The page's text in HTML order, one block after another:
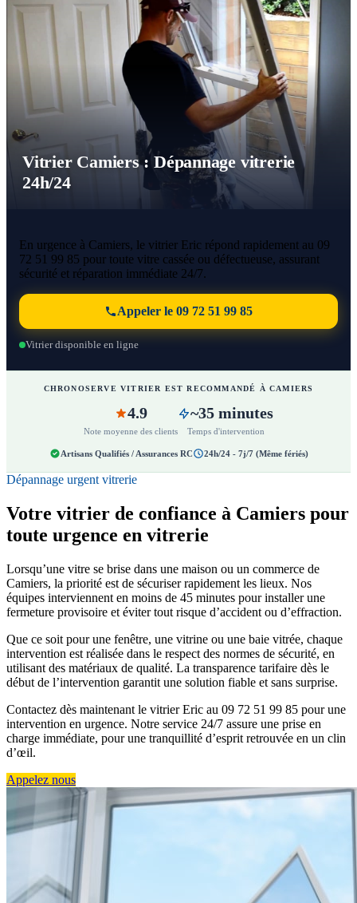
Vitrier Camiers : Dépannage vitrerie
24h/24
En urgence à Camiers, le vitrier Eric répond rapidement au 09
72 51 99 85 pour toute vitre cassée ou défectueuse, assurant
sécurité et réparation immédiate 24/7.
Appeler le 09 72 51 99 85
Vitrier disponible en ligne
CHRONOSERVE VITRIER EST RECOMMANDÉ À CAMIERS
4.9
Note moyenne des clients
~35 minutes
Temps d'intervention
Artisans Qualifiés / Assurances RC 24h/24 - 7j/7 (Même fériés)
Dépannage urgent vitrerie
Votre vitrier de confiance à Camiers pour
toute urgence en vitrerie
Lorsqu’une vitre se brise dans une maison ou un commerce de
Camiers, la priorité est de sécuriser rapidement les lieux. Nos
équipes interviennent en moins de 45 minutes pour installer une
fermeture provisoire et éviter tout risque d’accident ou d’effraction.
Que ce soit pour une fenêtre, une vitrine ou une baie vitrée, chaque
intervention est réalisée dans le respect des normes de sécurité, en
utilisant des matériaux de qualité. La transparence tarifaire dès le
début de l’intervention garantit une solution fiable et sans surprise.
Contactez dès maintenant le vitrier Eric au 09 72 51 99 85 pour une
intervention en urgence. Notre service 24/7 assure une prise en
charge immédiate, pour une tranquillité d’esprit retrouvée en un clin
d’œil.
Appelez nous